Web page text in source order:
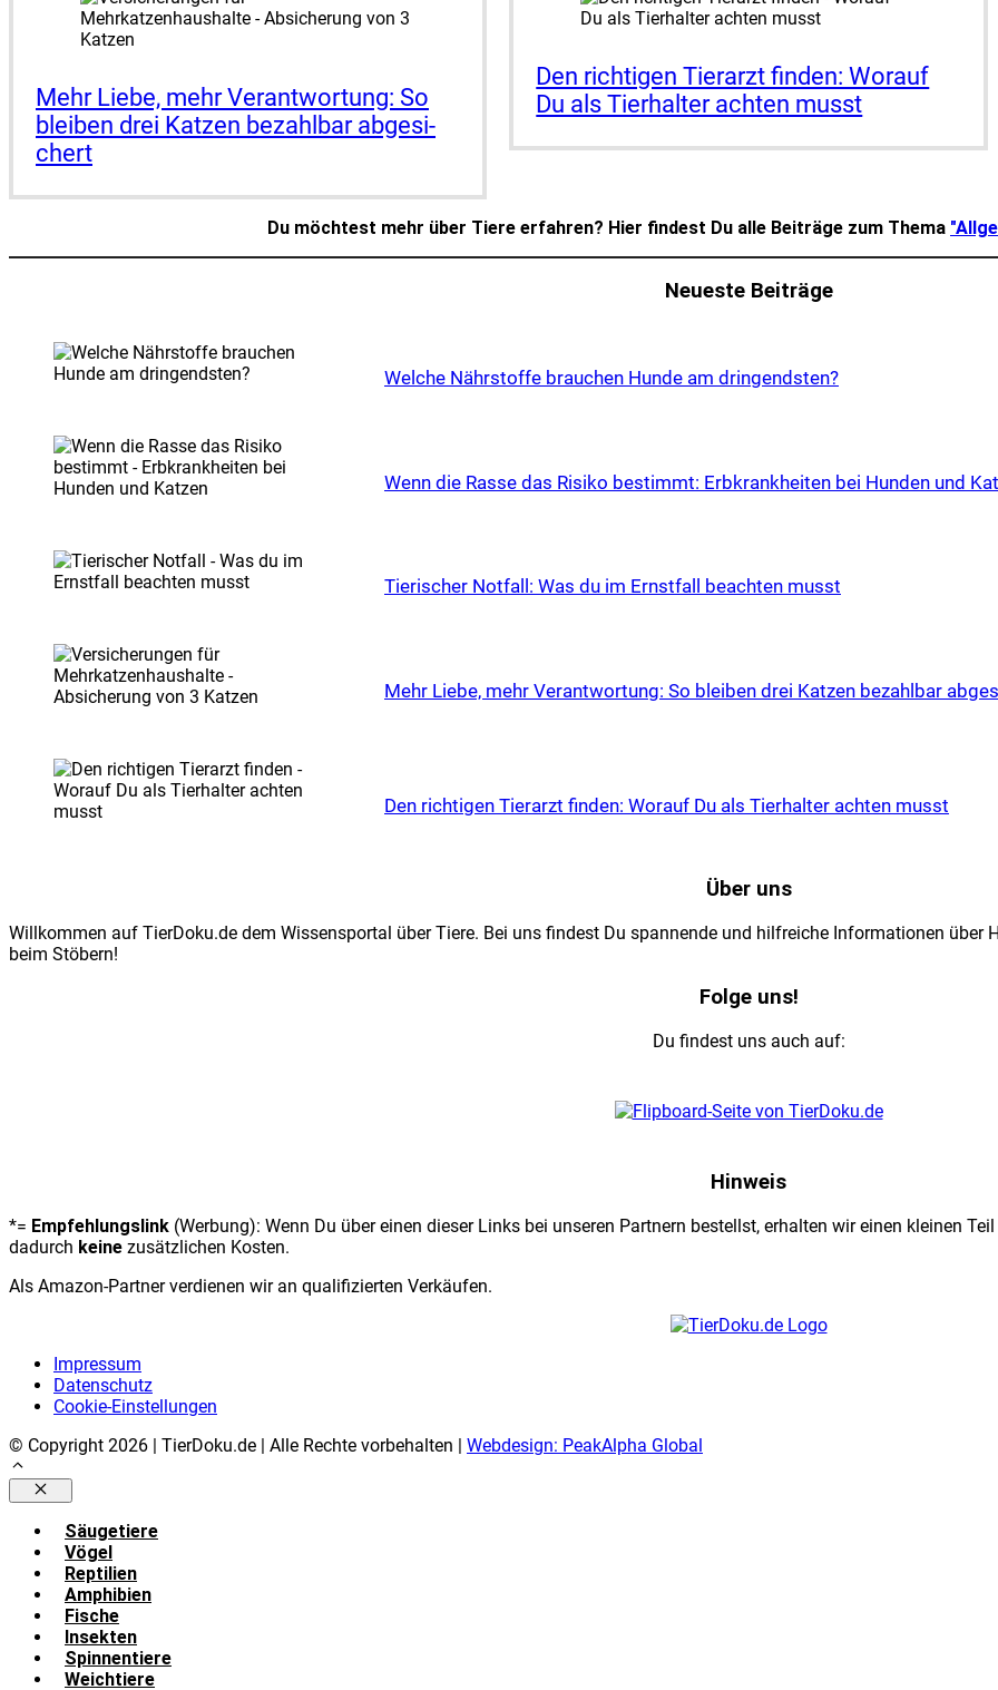
Mehr Lie­be, mehr Ver­ant­wor­tung: So
blei­ben drei Kat­zen bezahl­bar abge­si­
chert
Den rich­ti­gen Tier­arzt fin­den: Wor­auf
Du als Tier­hal­ter ach­ten musst
Du möchtest mehr über Tiere erfahren? Hier findest Du alle Beiträge zum Thema
Neueste Beiträge
Wel­che Nähr­stof­fe brau­chen Hun­de am drin­gends­ten?
Wenn die Ras­se das Risi­ko bestimmt: Erb­krank­hei­ten bei Hun­den und
Tie­ri­scher Not­fall: Was du im Ernst­fall beach­ten musst
Mehr Lie­be, mehr Ver­ant­wor­tung: So blei­ben drei Kat­zen bezahl­bar
Den rich­ti­gen Tier­arzt fin­den: Wor­auf Du als Tier­hal­ter ach­ten musst
Über uns
Willkommen auf TierDoku.de dem Wissensportal über Tiere. Bei uns findest Du spannende und hilfreiche Informationen über
beim Stöbern!
Folge uns!
Du findest uns auch auf:
Hinweis
*= Empfehlungslink (Werbung): Wenn Du über einen dieser Links bei unseren Partnern bestellst, erhalten wir einen kleinen
dadurch keine zusätzlichen Kosten.
Als Amazon-Partner verdienen wir an qualifizierten Verkäufen.
Impres­sum
Daten­schutz
Coo­kie-Ein­stel­lun­gen
© Copyright 2026 | TierDoku.de | Alle Rechte vorbehalten | Webdesign: PeakAlpha Global
Schließen
Säu­ge­tie­re
Vögel
Rep­ti­li­en
Amphi­bi­en
Fische
Insek­ten
Spin­nen­tie­re
Weich­tie­re